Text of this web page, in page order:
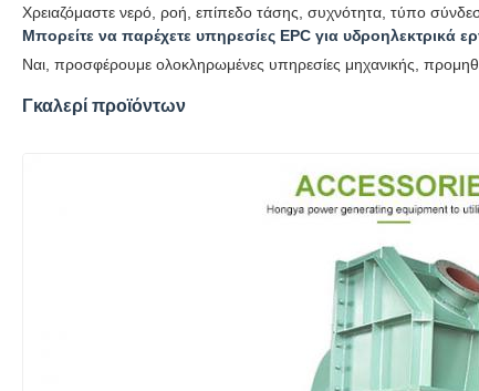
Χρειαζόμαστε νερό, ροή, επίπεδο τάσης, συχνότητα, τύπο
Μπορείτε να παρέχετε υπηρεσίες EPC για υδροηλεκτρικά
Ναι, προσφέρουμε ολοκληρωμένες υπηρεσίες μηχανικής,
Γκαλερί προϊόντων